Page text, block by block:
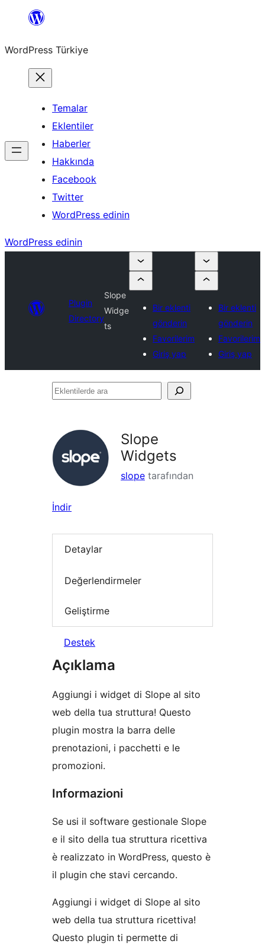
İçeriğe
WordPress Türkiye
Temalar
Eklentiler
Haberler
Hakkında
Facebook
Twitter
WordPress edinin
WordPress edinin
Plugin
Directory
Slope
Widge
ts
Bir eklenti
gönderin
Favorilerim
Giriş yap
Bir eklenti
gönderin
Favorilerim
Giriş yap
Eklentilerde
Slope
Widgets
slope tarafından
İndir
Detaylar
Değerlendirmeler
Geliştirme
Destek
Açıklama
Aggiungi i widget di Slope al sito
web della tua struttura! Questo
plugin mostra la barra delle
prenotazioni, i pacchetti e le
promozioni.
Informazioni
Se usi il software gestionale Slope
e il sito della tua struttura ricettiva
è realizzato in WordPress, questo è
il plugin che stavi cercando.
Aggiungi i widget di Slope al sito
web della tua struttura ricettiva!
Questo plugin ti permette di